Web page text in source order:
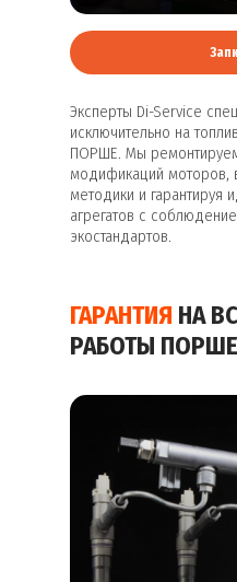
Эксперты Di-Service
исключительно на
ПОРШЕ. Мы
модификаций моторов,
методики и гарантируя
агрегатов с
экостандартов.
ГАРАНТИЯ НА
РАБОТЫ ПОРШЕ